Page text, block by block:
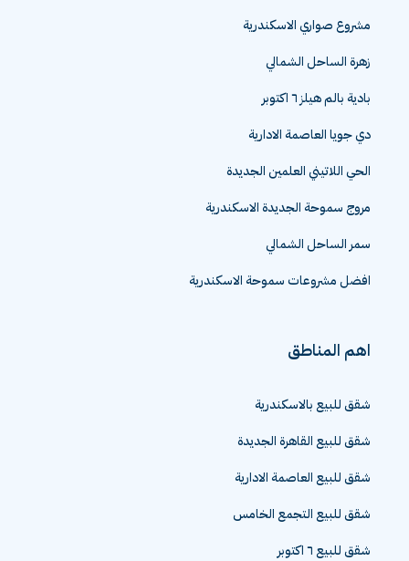
مشروع صواري الاسكندرية
زهرة الساحل الشمالي
بادية بالم هيلز ٦ اكتوبر
دي جويا العاصمة الادارية
الحي اللاتيني العلمين الجديدة
مروج سموحة الجديدة الاسكندرية
سمر الساحل الشمالي
افضل مشروعات سموحة الاسكندرية
اهم المناطق
شقق للبيع بالاسكندرية
شقق للبيع القاهرة الجديدة
شقق للبيع العاصمة الادارية
شقق للبيع التجمع الخامس
شقق للبيع ٦ اكتوبر